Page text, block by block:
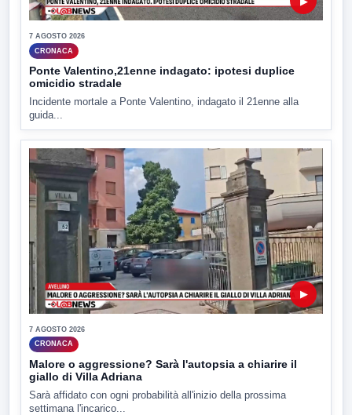
7 AGOSTO 2026
CRONACA
Ponte Valentino,21enne indagato: ipotesi duplice
omicidio stradale
Incidente mortale a Ponte Valentino, indagato il 21enne alla
guida...
▶
7 AGOSTO 2026
CRONACA
Malore o aggressione? Sarà l'autopsia a chiarire il
giallo di Villa Adriana
Sarà affidato con ogni probabilità all'inizio della prossima
settimana l'incarico...